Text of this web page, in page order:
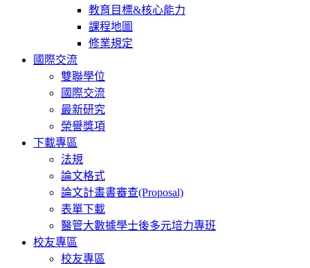
教育目標&核心能力
課程地圖
修業規定
國際交流
雙聯學位
國際交流
最新研究
榮譽獎項
下載專區
法規
論文格式
論文計畫書審查(Proposal)
表單下載
醫管大數據學士後多元培力專班
校友專區
校友專區